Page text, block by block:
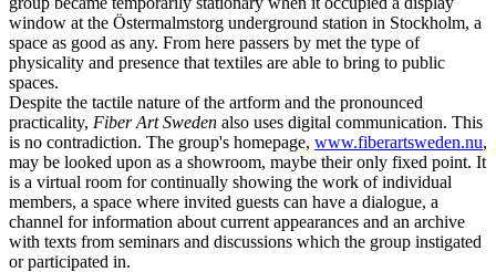
window at the Östermalmstorg underground station in Stockholm, a
space as good as any. From here passers by met the type of
physicality and presence that textiles are able to bring to public
spaces.
Despite the tactile nature of the artform and the pronounced
practicality, Fiber Art Sweden also uses digital communication. This
is no contradiction. The group's homepage, www.fiberartsweden.nu,
may be looked upon as a showroom, maybe their only fixed point. It
is a virtual room for continually showing the work of individual
members, a space where invited guests can have a dialogue, a
channel for information about current appearances and an archive
with texts from seminars and discussions which the group instigated
or participated in.